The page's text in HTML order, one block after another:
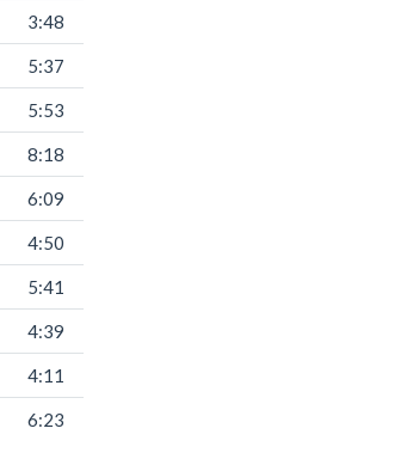
3:48
5:37
5:53
8:18
6:09
4:50
5:41
4:39
4:11
6:23